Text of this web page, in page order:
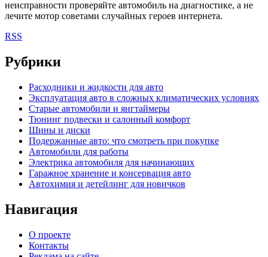
неисправности проверяйте автомобиль на диагностике, а не
лечите мотор советами случайных героев интернета.
RSS
Рубрики
Расходники и жидкости для авто
Эксплуатация авто в сложных климатических условиях
Старые автомобили и янгтаймеры
Тюнинг подвески и салонный комфорт
Шины и диски
Подержанные авто: что смотреть при покупке
Автомобили для работы
Электрика автомобиля для начинающих
Гаражное хранение и консервация авто
Автохимия и детейлинг для новичков
Навигация
О проекте
Контакты